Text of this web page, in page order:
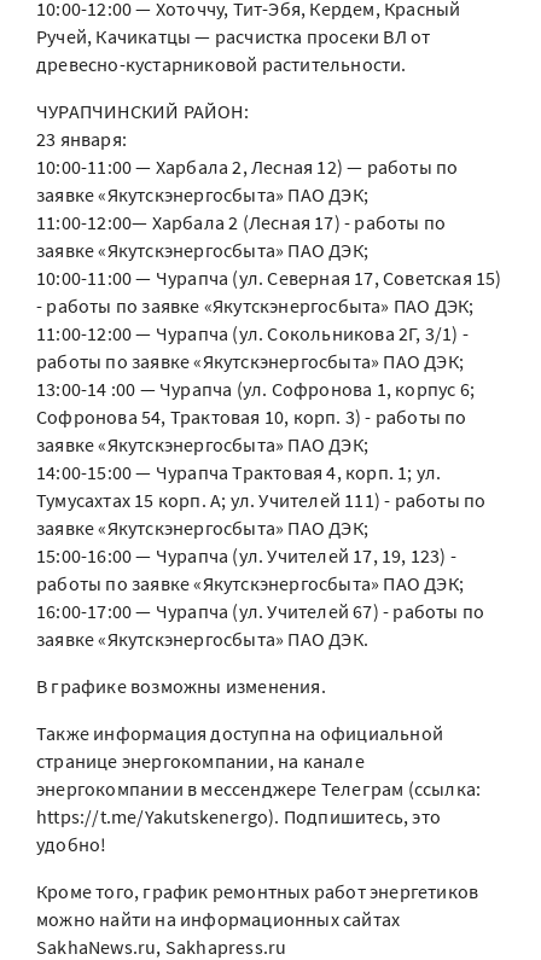
10:00-12:00 — Хоточчу, Тит-Эбя, Кердем, Красный
Ручей, Качикатцы — расчистка просеки ВЛ от
древесно-кустарниковой растительности.
ЧУРАПЧИНСКИЙ РАЙОН:
23 января:
10:00-11:00 — Харбала 2, Лесная 12) — работы по
заявке «Якутскэнергосбыта» ПАО ДЭК;
11:00-12:00— Харбала 2 (Лесная 17) - работы по
заявке «Якутскэнергосбыта» ПАО ДЭК;
10:00-11:00 — Чурапча (ул. Северная 17, Советская 15)
- работы по заявке «Якутскэнергосбыта» ПАО ДЭК;
11:00-12:00 — Чурапча (ул. Сокольникова 2Г, 3/1) -
работы по заявке «Якутскэнергосбыта» ПАО ДЭК;
13:00-14 :00 — Чурапча (ул. Софронова 1, корпус 6;
Софронова 54, Трактовая 10, корп. 3) - работы по
заявке «Якутскэнергосбыта» ПАО ДЭК;
14:00-15:00 — Чурапча Трактовая 4, корп. 1; ул.
Тумусахтах 15 корп. А; ул. Учителей 111) - работы по
заявке «Якутскэнергосбыта» ПАО ДЭК;
15:00-16:00 — Чурапча (ул. Учителей 17, 19, 123) -
работы по заявке «Якутскэнергосбыта» ПАО ДЭК;
16:00-17:00 — Чурапча (ул. Учителей 67) - работы по
заявке «Якутскэнергосбыта» ПАО ДЭК.
В графике возможны изменения.
Также информация доступна на официальной
странице энергокомпании, на канале
энергокомпании в мессенджере Телеграм (ссылка:
https://t.me/Yakutskenergo). Подпишитесь, это
удобно!
Кроме того, график ремонтных работ энергетиков
можно найти на информационных сайтах
SakhaNews.ru, Sakhapress.ru